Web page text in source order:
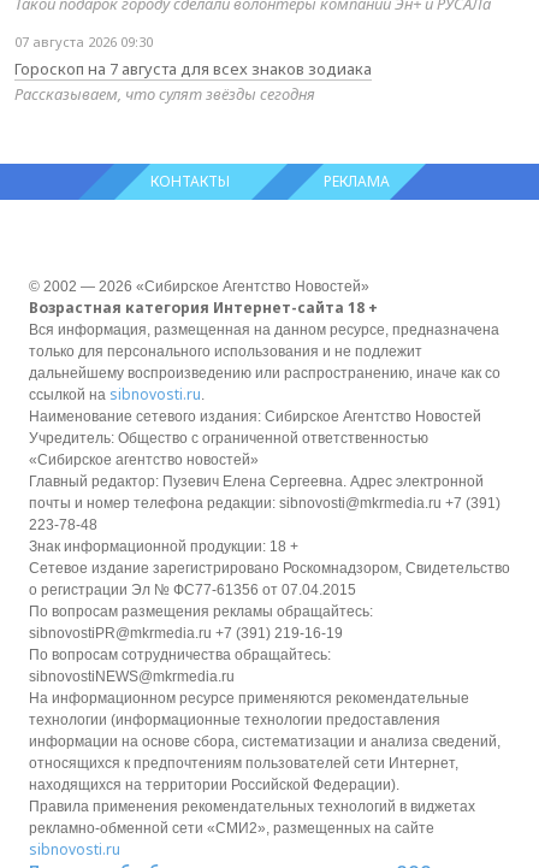
07 августа 2026 09:30
Гороскоп на 7 августа для всех знаков зодиака
Рассказываем, что сулят звёзды сегодня
КОНТАКТЫ РЕКЛАМА
© 2002 — 2026 «Сибирское Агентство Новостей»
Возрастная категория Интернет-сайта 18 +
Вся информация, размещенная на данном ресурсе, предназначена
только для персонального использования и не подлежит
дальнейшему воспроизведению или распространению, иначе как со
ссылкой на sibnovosti.ru.
Наименование сетевого издания: Сибирское Агентство Новостей
Учредитель: Общество с ограниченной ответственностью
«Сибирское агентство новостей»
Главный редактор: Пузевич Елена Сергеевна. Адрес электронной
почты и номер телефона редакции: sibnovosti@mkrmedia.ru +7 (391)
223-78-48
Знак информационной продукции: 18 +
Сетевое издание зарегистрировано Роскомнадзором, Свидетельство
о регистрации Эл № ФС77-61356 от 07.04.2015
По вопросам размещения рекламы обращайтесь:
sibnovostiPR@mkrmedia.ru +7 (391) 219-16-19
По вопросам сотрудничества обращайтесь:
sibnovostiNEWS@mkrmedia.ru
На информационном ресурсе применяются рекомендательные
технологии (информационные технологии предоставления
информации на основе сбора, систематизации и анализа сведений,
относящихся к предпочтениям пользователей сети Интернет,
находящихся на территории Российской Федерации).
Правила применения рекомендательных технологий в виджетах
рекламно-обменной сети «СМИ2», размещенных на сайте
sibnovosti.ru